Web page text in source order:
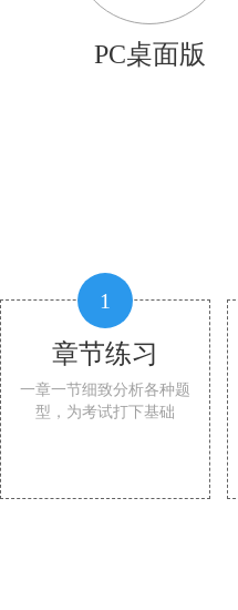
PC桌面版
1
章节练习
一章一节细致分析各种题
型，为考试打下基础